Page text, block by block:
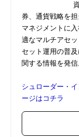
券、通貨戦略を
マネジメントに
適なマルチアセ
セット運用の普
関する情報を発信
シュローダー・
ージはコチラ